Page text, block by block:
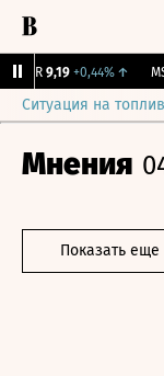
9,19 +0,44%↑
Ситуация на
Мнения
Показать еще